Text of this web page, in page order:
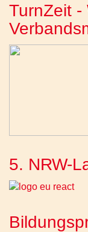
TurnZeit -
5. NRW-